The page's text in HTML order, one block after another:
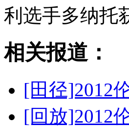
利选手多纳托
相关报道：
[田径]2012
[回放]2012